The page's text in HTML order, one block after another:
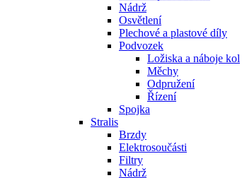
Nádrž
Osvětlení
Plechové a plastové díly
Podvozek
Ložiska a náboje kol
Měchy
Odpružení
Řízení
Spojka
Stralis
Brzdy
Elektrosoučásti
Filtry
Nádrž